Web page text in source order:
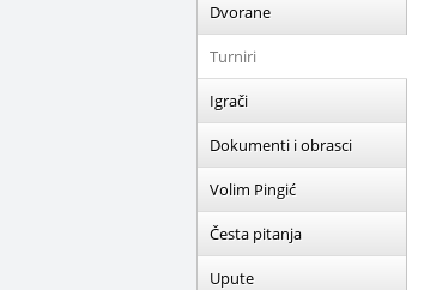
Dvorane
Turniri
Igrači
Dokumenti i obrasci
Volim Pingić
Česta pitanja
Upute